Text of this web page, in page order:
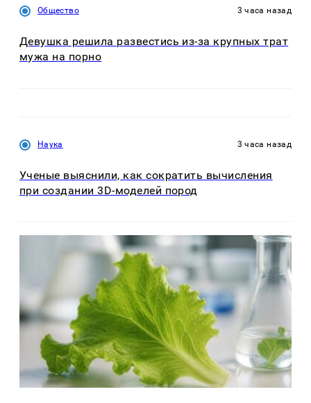
Общество 3 часа назад
Девушка решила развестись из-за крупных трат
мужа на порно
Наука 3 часа назад
Ученые выяснили, как сократить вычисления
при создании 3D-моделей пород